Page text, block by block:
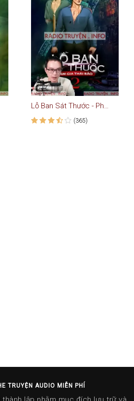
Lỗ Ban Sát Thước - Phần 2
(365)
TRUYỆN AUDIO MIỄN PHÍ